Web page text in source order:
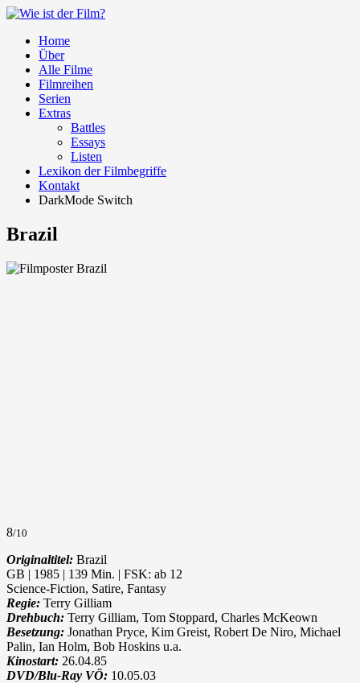
Home
Über
Alle Filme
Filmreihen
Serien
Extras
Battles
Essays
Listen
Lexikon der Filmbegriffe
Kontakt
DarkMode Switch
Brazil
8/10
Originaltitel: Brazil
GB | 1985 | 139 Min. | FSK: ab 12
Science-Fiction, Satire, Fantasy
Regie: Terry Gilliam
Drehbuch: Terry Gilliam, Tom Stoppard, Charles McKeown
Besetzung: Jonathan Pryce, Kim Greist, Robert De Niro, Michael
Palin, Ian Holm, Bob Hoskins u.a.
Kinostart: 26.04.85
DVD/Blu-Ray VÖ: 10.05.03